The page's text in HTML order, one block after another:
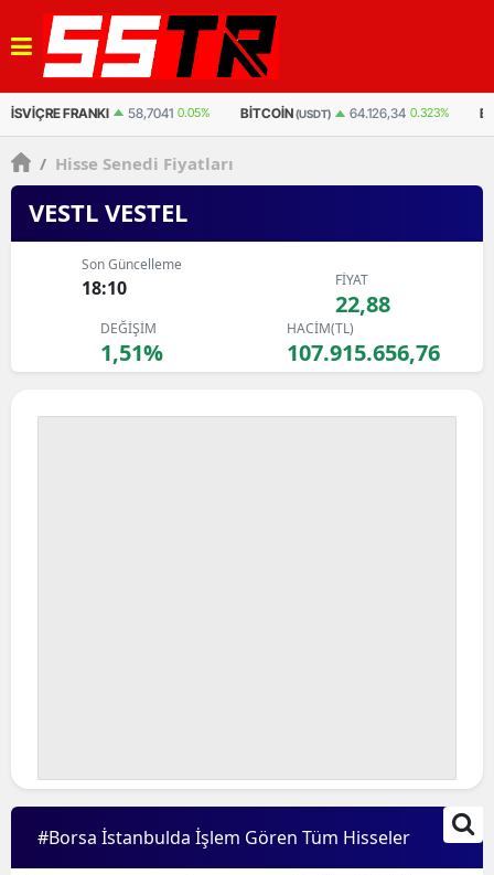
BITCOIN(USDT) 64.126,34 0.323% BITCOIN(TL) 3.042.123 0.495%
/ Hisse Senedi Fiyatları
VESTL VESTEL
Son Güncelleme
18:10 FİYAT
22,88
DEĞİŞİM
1,51%
HACİM(TL)
107.915.656,76
#Borsa İstanbulda İşlem Gören Tüm Hisseler